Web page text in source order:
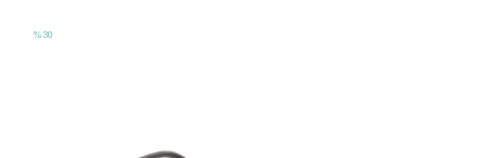
%30